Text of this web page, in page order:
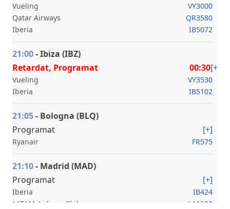
Vueling
VY3000
Qatar Airways
QR3580
Iberia
IB5072
21:00- Ibiza (IBZ)
Retardat, Programat
00:30[+]
Vueling
VY3530
Iberia
IB5102
21:05- Bologna (BLQ)
Programat
[+]
Ryanair FR575
21:10- Madrid (MAD)
Programat
[+]
Iberia
IB424
LATAM Airlines Chile
LA1589